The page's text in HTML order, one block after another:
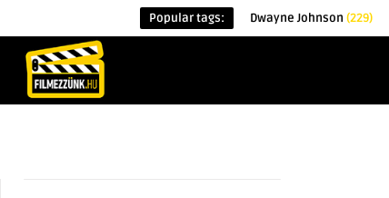
Popular tags: Dwayne Johnson (229)